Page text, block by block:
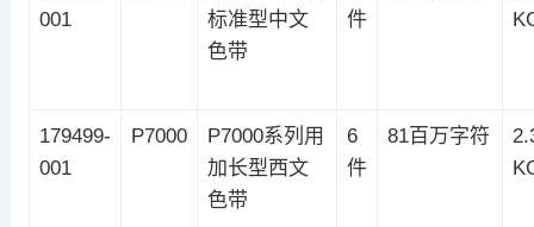
001
标准型中文
色带
件
179499-
001
P7000
P7000系列用
加长型西文
色带
6
件
81百万字符